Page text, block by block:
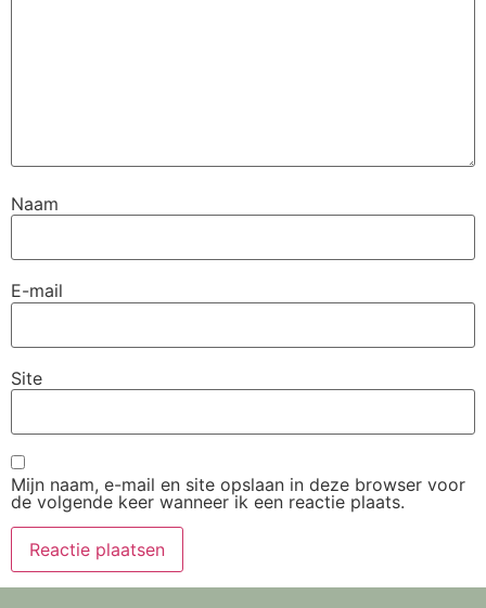
Naam
E-mail
Site
Mijn naam, e-mail en site opslaan in deze browser voor
de volgende keer wanneer ik een reactie plaats.